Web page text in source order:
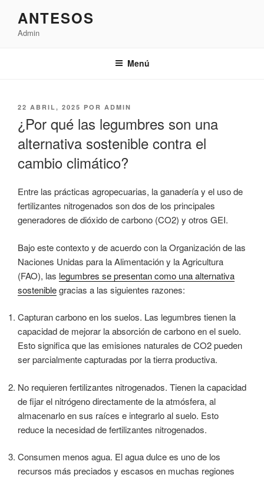
contenido
ANTESOS
Admin
Menú
PUBLICADO
22 ABRIL, 2025 POR ADMIN
¿Por qué las legumbres son una
alternativa sostenible contra el
cambio climático?
Entre las prácticas agropecuarias, la ganadería y el uso de
fertilizantes nitrogenados son dos de los principales
generadores de dióxido de carbono (CO2) y otros GEI.
Bajo este contexto y de acuerdo con la Organización de las
Naciones Unidas para la Alimentación y la Agricultura
(FAO), las legumbres se presentan como una alternativa
sosteniblegracias a las siguientes razones:
Capturan carbono en los suelos. Las legumbres tienen la
capacidad de mejorar la absorción de carbono en el suelo.
Esto significa que las emisiones naturales de CO2 pueden
ser parcialmente capturadas por la tierra productiva.
No requieren fertilizantes nitrogenados. Tienen la capacidad
de fijar el nitrógeno directamente de la atmósfera, al
almacenarlo en sus raíces e integrarlo al suelo. Esto
reduce la necesidad de fertilizantes nitrogenados.
Consumen menos agua. El agua dulce es uno de los
recursos más preciados y escasos en muchas regiones